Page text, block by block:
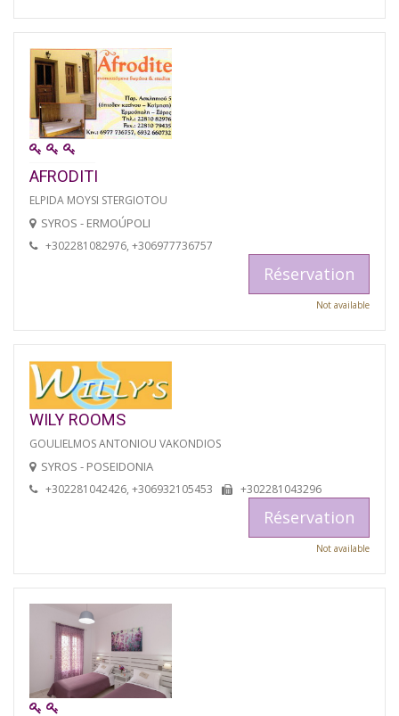
AFRODITI
ELPIDA MOYSI STERGIOTOU
SYROS - ERMOÚPOLI
+302281082976, +306977736757
Réservation
Not available
WILY ROOMS
GOULIELMOS ANTONIOU VAKONDIOS
SYROS - POSEIDONIA
+302281042426, +306932105453 +302281043296
Réservation
Not available